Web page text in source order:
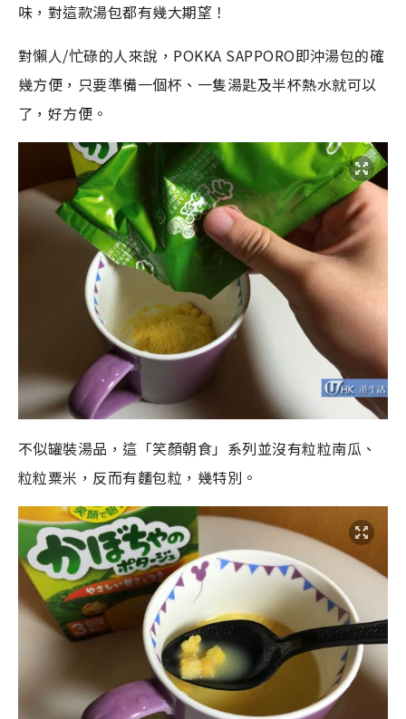
味，對這款湯包都有幾大期望！
對懶人/忙碌的人來說，POKKA SAPPORO即沖湯包的確
幾方便，只要準備一個杯、一隻湯匙及半杯熱水就可以
了，好方便。
不似罐裝湯品，這「笑顏朝食」系列並沒有粒粒南瓜、
粒粒粟米，反而有麵包粒，幾特別。